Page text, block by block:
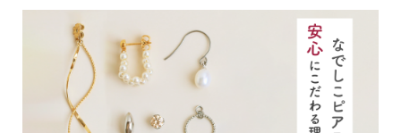
AM10:00までの
即日発送
場合
商品到着後10日以内使